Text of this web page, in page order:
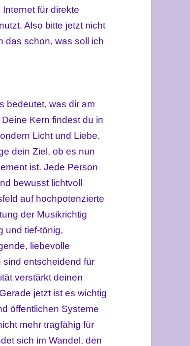
für direkte
Also bitte jetzt nicht
das schon, was soll ich
bedeutet, was dir am
Kern findest du in
Licht und Liebe.
dein Ziel, ob es nun
ist. Jede Person
bewusst lichtvoll
auf hochpotenzierte
der Musikrichtig
und tief-tönig,
liebevolle
entscheidend für
verstärkt deinen
jetzt ist es wichtig
öffentlichen Systeme
mehr tragfähig für
sich im Wandel, den